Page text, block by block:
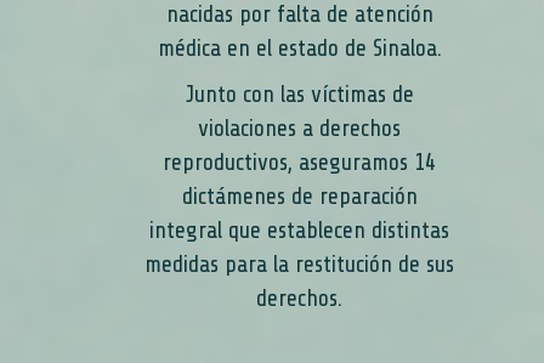
nacidas por falta de atención
médica en el estado de Sinaloa.
Junto con las víctimas de
violaciones a derechos
reproductivos, aseguramos 14
dictámenes de reparación
integral que establecen distintas
medidas para la restitución de sus
derechos.